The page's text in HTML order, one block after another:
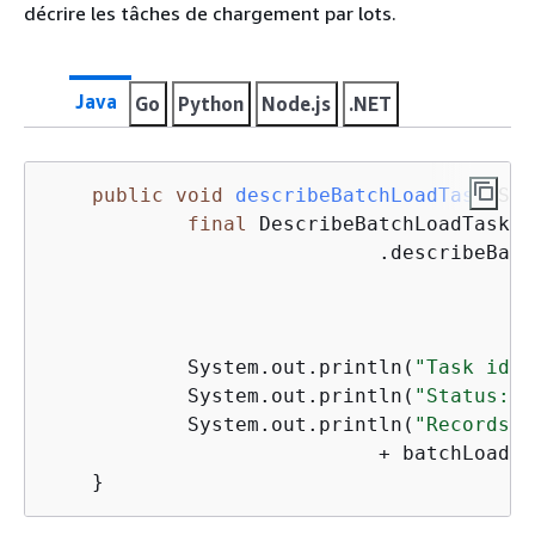
décrire les tâches de chargement par lots.
Java Go Python Node.js .NET
public void describeBatchLoadTask
final
            System.out.println(
"Task id:
            System.out.println(
"Status: "
            System.out.println(
"Records
+
    }